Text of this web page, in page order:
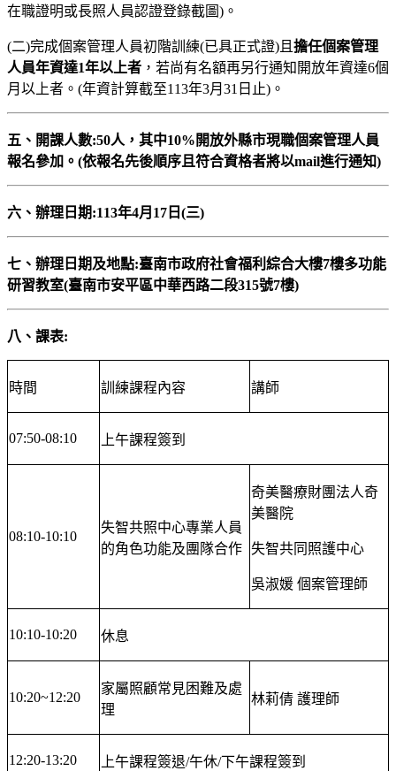
在職證明或長照人員認證登錄截圖)。
(二)完成個案管理人員初階訓練(已具正式證)且 擔任個案管理
人員年資達1年以上者 ，若尚有名額再另行通知開放年資達6個
月以上者。(年資計算截至113年3月31日止)。
五、開課人數:50人，其中10%開放外縣市現職個案管理人員
報名參加。(依報名先後順序且符合資格者將以mail進行通知)
六、辦理日期:113年4月17日(三)
七、辦理日期及地點:臺南市政府社會福利綜合大樓7樓多功能
研習教室(臺南市安平區中華西路二段315號7樓)
八、課表:
時間 訓練課程內容 講師
07:50-08:10 上午課程簽到
08:10-10:10
失智共照中心專業人員
的角色功能及團隊合作
奇美醫療財團法人奇
美醫院
失智共同照護中心
吳淑媛 個案管理師
10:10-10:20 休息
10:20~12:20
家屬照顧常見困難及處
理
林莉倩 護理師
12:20-13:20 上午課程簽退/午休/下午課程簽到